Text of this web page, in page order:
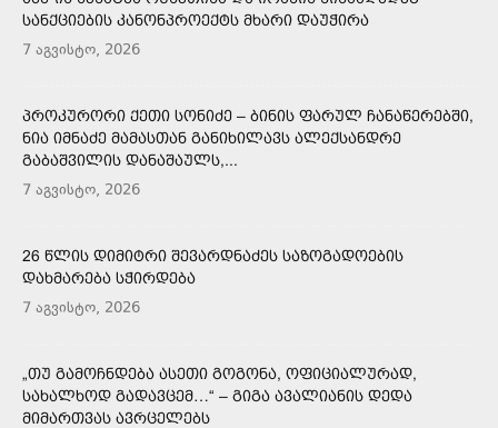
ᲡᲐᲜᲥᲪᲘᲔᲑᲘᲡ ᲙᲐᲜᲝᲜᲞᲠᲝᲔᲥᲢᲡ ᲛᲮᲐᲠᲘ ᲓᲐᲣᲭᲘᲠᲐ
7 აგვისტო, 2026
ᲞᲠᲝᲙᲣᲠᲝᲠᲘ ᲥᲔᲗᲘ ᲡᲝᲜᲘᲫᲔ – ᲑᲘᲜᲘᲡ ᲤᲐᲠᲣᲚ ᲩᲐᲜᲐᲬᲔᲠᲔᲑᲨᲘ,
ᲜᲘᲐ ᲘᲛᲜᲐᲫᲔ ᲛᲐᲛᲐᲡᲗᲐᲜ ᲒᲐᲜᲘᲮᲘᲚᲐᲕᲡ ᲐᲚᲔᲥᲡᲐᲜᲓᲠᲔ
ᲒᲐᲑᲐᲨᲕᲘᲚᲘᲡ ᲓᲐᲜᲐᲨᲐᲣᲚᲡ,...
7 აგვისტო, 2026
26 ᲬᲚᲘᲡ ᲓᲘᲛᲘᲢᲠᲘ ᲨᲔᲕᲐᲠᲓᲜᲐᲫᲔᲡ ᲡᲐᲖᲝᲒᲐᲓᲝᲔᲑᲘᲡ
ᲓᲐᲮᲛᲐᲠᲔᲑᲐ ᲡᲭᲘᲠᲓᲔᲑᲐ
7 აგვისტო, 2026
„ᲗᲣ ᲒᲐᲛᲝᲩᲜᲓᲔᲑᲐ ᲐᲡᲔᲗᲘ ᲒᲝᲒᲝᲜᲐ, ᲝᲤᲘᲪᲘᲐᲚᲣᲠᲐᲓ,
ᲡᲐᲮᲐᲚᲮᲝᲓ ᲒᲐᲓᲐᲕᲪᲔᲛ…“ – ᲒᲘᲒᲐ ᲐᲕᲐᲚᲘᲐᲜᲘᲡ ᲓᲔᲓᲐ
ᲛᲘᲛᲐᲠᲗᲕᲐᲡ ᲐᲕᲠᲪᲔᲚᲔᲑᲡ